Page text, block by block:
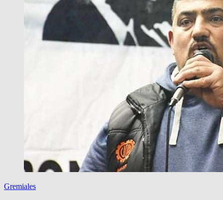
AL
TOMAR
REHENES
Gremiales